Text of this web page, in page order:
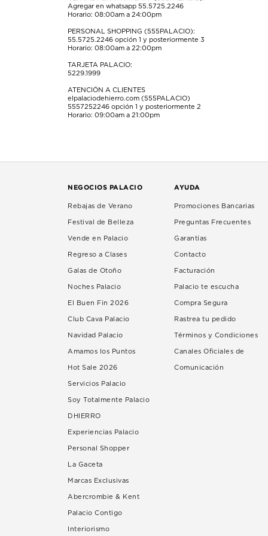
Agregar en whatsapp 55.5725.2246
Horario: 08:00am a 24:00pm
PERSONAL SHOPPING (555PALACIO):
55.5725.2246 opción 1 y posteriormente 3
Horario: 08:00am a 22:00pm
TARJETA PALACIO:
5229.1999
ATENCIÓN A CLIENTES
elpalaciodehierro.com (555PALACIO)
5557252246 opción 1 y posteriormente 2
Horario: 09:00am a 21:00pm
NEGOCIOS PALACIO
Rebajas de Verano
Festival de Belleza
Vende en Palacio
Regreso a Clases
Galas de Otoño
Noches Palacio
El Buen Fin 2026
Club Cava Palacio
Navidad Palacio
Amamos los Puntos
Hot Sale 2026
Servicios Palacio
Soy Totalmente Palacio
DHIERRO
Experiencias Palacio
Personal Shopper
La Gaceta
Marcas Exclusivas
Abercrombie & Kent
Palacio Contigo
Interiorismo
AYUDA
Promociones Bancarias
Preguntas Frecuentes
Garantías
Contacto
Facturación
Palacio te escucha
Compra Segura
Rastrea tu pedido
Términos y Condiciones
Canales Oficiales de
Comunicación